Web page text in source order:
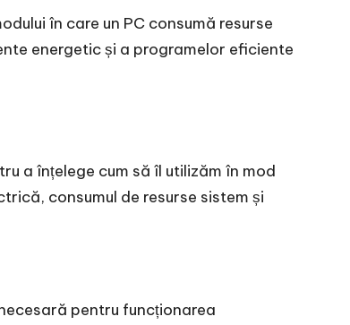
în care un PC consumă resurse
energetic și a programelor eficiente
a înțelege cum să îl utilizăm în mod
consumul de resurse sistem și
pentru funcționarea